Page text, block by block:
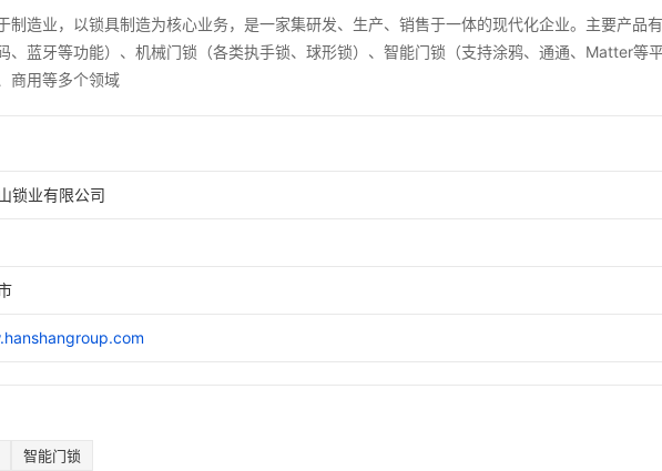
制造业，以锁具制造为核心业务，是一家集研发、生产、销售于一体的现代化企业。主要产品
、蓝牙等功能）、机械门锁（各类执手锁、球形锁）、智能门锁（支持涂鸦、通通、Matter等
商用等多个领域
锁业有限公司
智能门锁